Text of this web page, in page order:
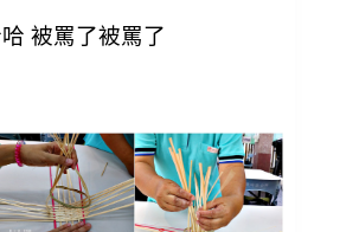
被罵了被罵了